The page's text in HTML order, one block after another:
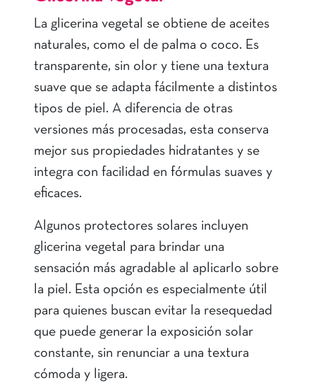
La glicerina vegetal se obtiene de aceites
naturales, como el de palma o coco. Es
transparente, sin olor y tiene una textura
suave que se adapta fácilmente a distintos
tipos de piel. A diferencia de otras
versiones más procesadas, esta conserva
mejor sus propiedades hidratantes y se
integra con facilidad en fórmulas suaves y
eficaces.
Algunos protectores solares incluyen
glicerina vegetal para brindar una
sensación más agradable al aplicarlo sobre
la piel. Esta opción es especialmente útil
para quienes buscan evitar la resequedad
que puede generar la exposición solar
constante, sin renunciar a una textura
cómoda y ligera.